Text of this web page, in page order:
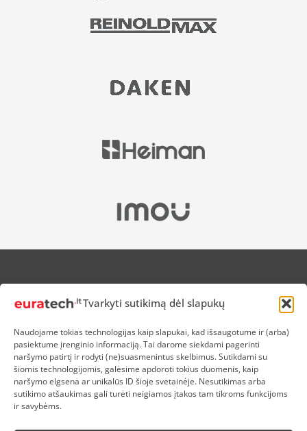
Tvarkyti sutikimą dėl slapukų
Naudojame tokias technologijas kaip slapukai, kad išsaugotume ir (arba)
pasiektume įrenginio informaciją. Tai darome siekdami pagerinti
naršymo patirtį ir rodyti (ne)suasmenintus skelbimus. Sutikdami su
šiomis technologijomis, galėsime apdoroti tokius duomenis, kaip
naršymo elgsena ar unikalūs ID šioje svetainėje. Nesutikimas arba
sutikimo atšaukimas gali turėti neigiamos įtakos tam tikroms funkcijoms
ir savybėms.
APIE MUS
NUOLAIDOS HEROJAMS
PREKIŲ IR PINIGŲ GRĄŽINIMAS
ATSISKAITYMAS
D.U.K
KOKYBĖS POLITIKA
SLAPUKŲ POLITIKA